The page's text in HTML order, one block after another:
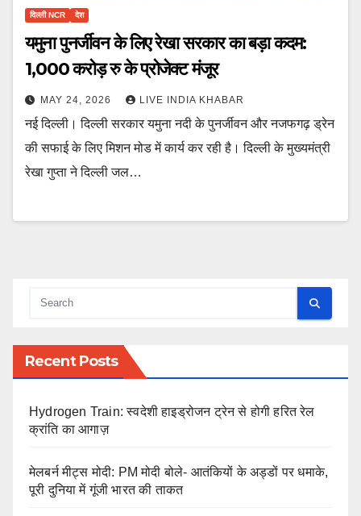
दिल्ली NCR देश
यमुना पुनर्जीवन के लिए रेखा सरकार का बड़ा कदम:
1,000 करोड़ रु के प्रोजेक्ट मंजूर
MAY 24, 2026 LIVE INDIA KHABAR
नई दिल्ली। दिल्ली सरकार यमुना नदी के पुनर्जीवन और नजफगढ़ ड्रेन
की सफाई के लिए मिशन मोड में कार्य कर रही है। दिल्ली के मुख्यमंत्री
रेखा गुप्ता ने दिल्ली जल…
Recent Posts
Hydrogen Train: स्वदेशी हाइड्रोजन ट्रेन से होगी हरित रेल
क्रांति का आगाज़
मेलबर्न मीट्स मोदी: PM मोदी बोले- आतंकियों के अड्डों पर धमाके,
पूरी दुनिया में गूंजी भारत की ताकत